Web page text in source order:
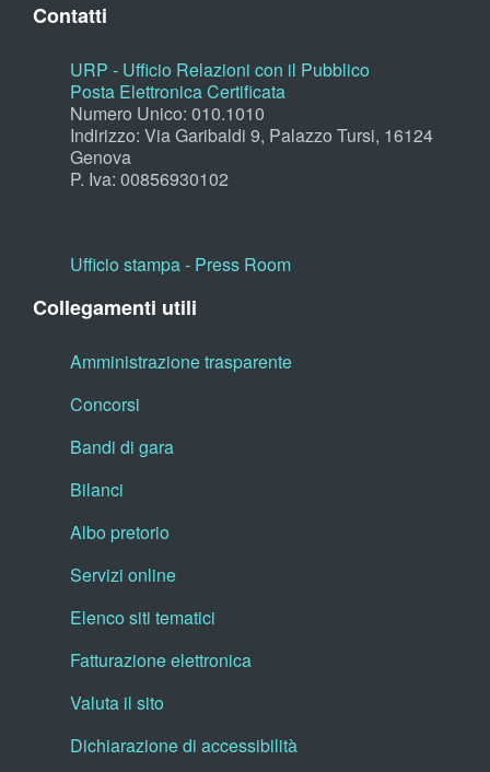
Contatti
URP - Ufficio Relazioni con il Pubblico
Posta Elettronica Certificata
Numero Unico: 010.1010
Indirizzo: Via Garibaldi 9, Palazzo Tursi, 16124
Genova
P. Iva: 00856930102
Ufficio stampa - Press Room
Collegamenti utili
Amministrazione trasparente
Concorsi
Bandi di gara
Bilanci
Albo pretorio
Servizi online
Elenco siti tematici
Fatturazione elettronica
Valuta il sito
Dichiarazione di accessibilità